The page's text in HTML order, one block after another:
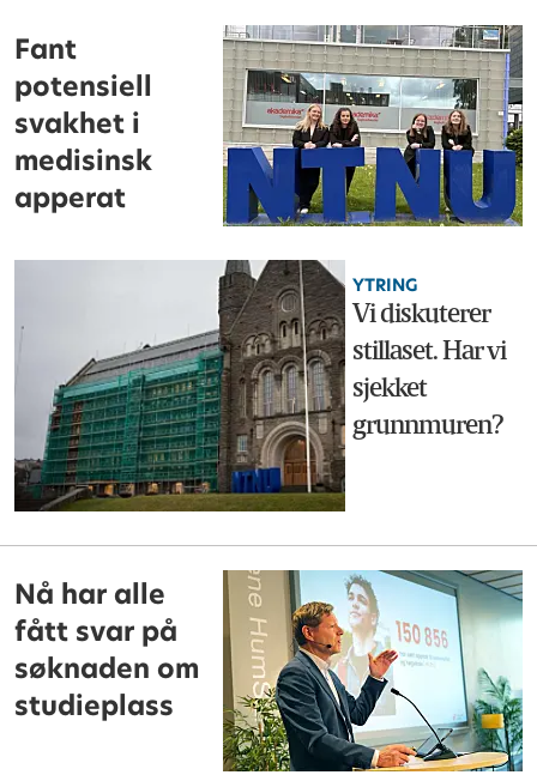
Fant
potensiell
svakhet i
medisinsk
apperat
YTRING
Vi diskuterer
stillaset. Har vi
sjekket
grunnmuren?
Nå har alle
fått svar på
søknaden om
studieplass